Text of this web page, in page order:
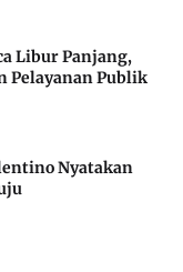
Libur Panjang,
Pelayanan Publik
Nyatakan